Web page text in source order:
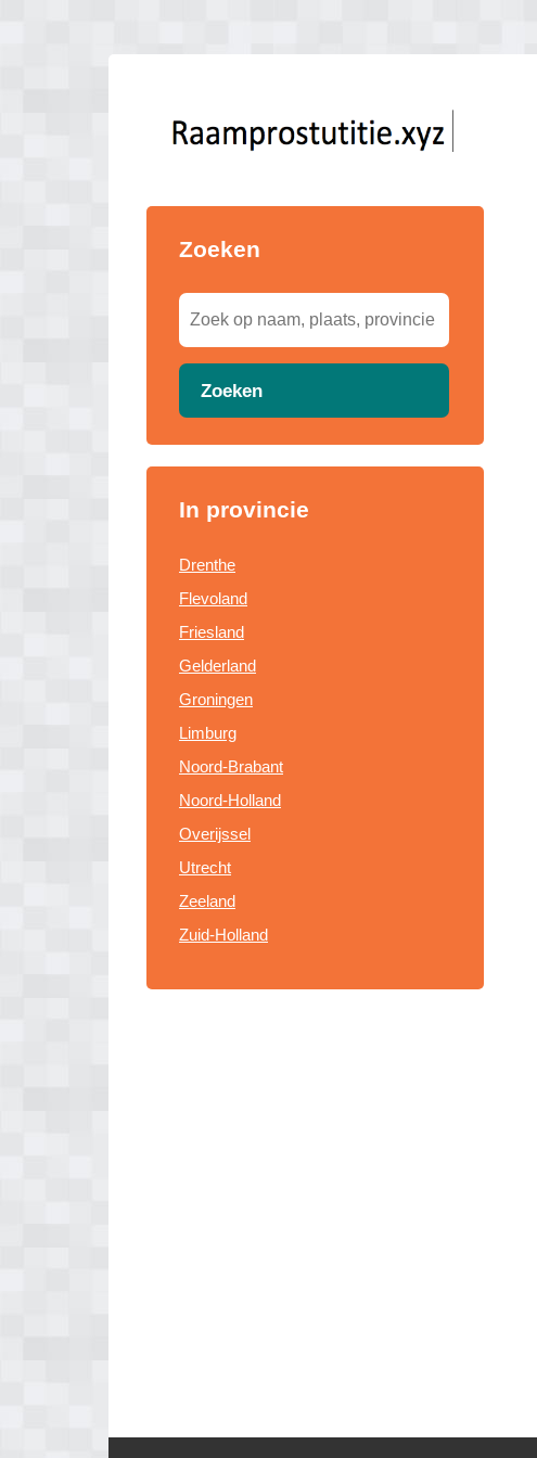
Zoeken
Zoeken
In provincie
Drenthe
Flevoland
Friesland
Gelderland
Groningen
Limburg
Noord-Brabant
Noord-Holland
Overijssel
Utrecht
Zeeland
Zuid-Holland